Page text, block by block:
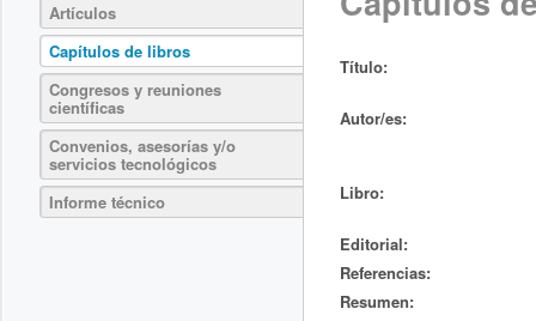
Artículos
Capítulos de libros
Congresos y reuniones
científicas
Convenios, asesorías y/o
servicios tecnológicos
Informe técnico
Título:
Autor/es:
Libro:
Editorial:
Referencias:
Resumen: